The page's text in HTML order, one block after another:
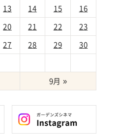
13 14 15
16
20 21 22
23
27 28 29
30
9月 »